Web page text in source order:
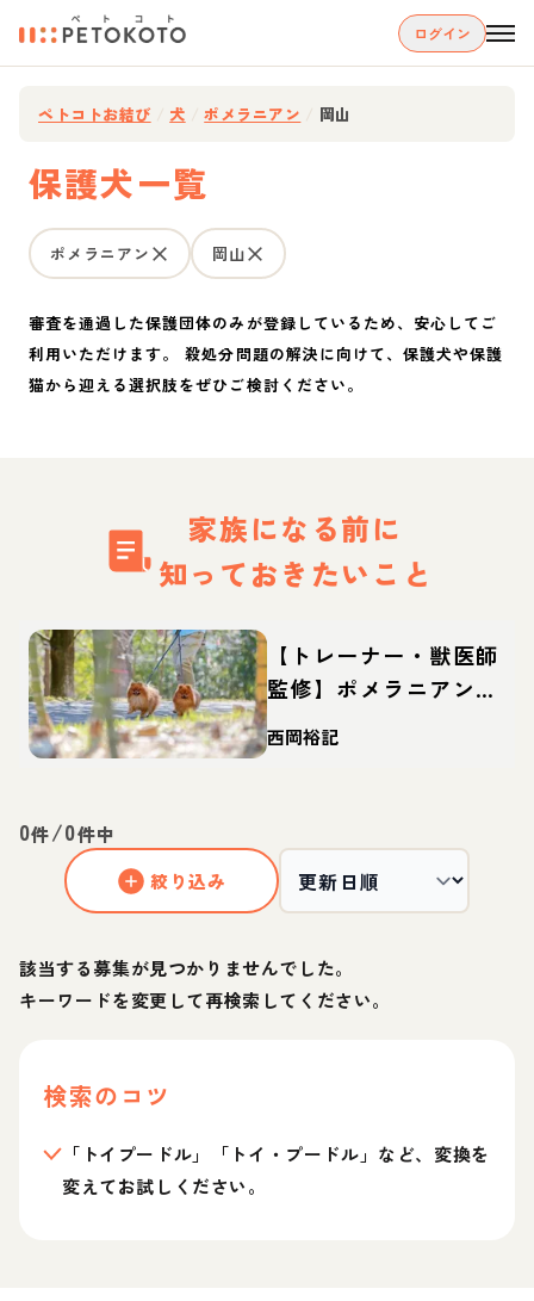
ログイン
ペトコトお結び 犬 ポメラニアン 岡山
保護犬一覧
ポメラニアン 岡山
審査を通過した保護団体のみが登録しているため、安心してご
利用いただけます。 殺処分問題の解決に向けて、保護犬や保護
猫から迎える選択肢をぜひご検討ください。
家族になる前に
知っておきたいこと
【トレーナー・獣医師
監修】ポメラニアンっ
てどんな犬？性格・特
徴・育て方・迎え方
西岡裕記
0件/0件中
絞り込み
該当する募集が見つかりませんでした。
キーワードを変更して再検索してください。
検索のコツ
「トイプードル」「トイ・プードル」など、変換を
変えてお試しください。